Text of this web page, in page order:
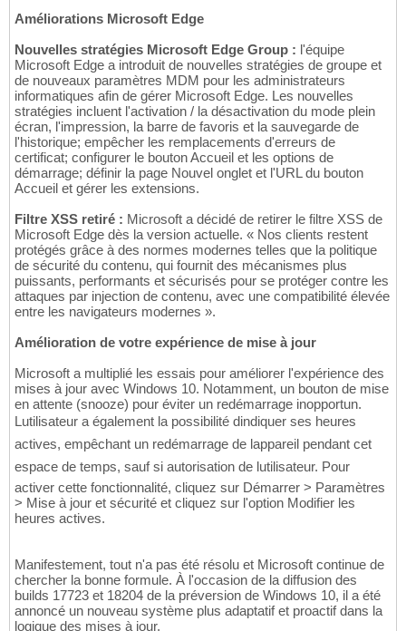
Améliorations Microsoft Edge
Nouvelles stratégies Microsoft Edge Group : l'équipe
Microsoft Edge a introduit de nouvelles stratégies de groupe et
de nouveaux paramètres MDM pour les administrateurs
informatiques afin de gérer Microsoft Edge. Les nouvelles
stratégies incluent l'activation / la désactivation du mode plein
écran, l'impression, la barre de favoris et la sauvegarde de
l'historique; empêcher les remplacements d'erreurs de
certificat; configurer le bouton Accueil et les options de
démarrage; définir la page Nouvel onglet et l'URL du bouton
Accueil et gérer les extensions.
Filtre XSS retiré : Microsoft a décidé de retirer le filtre XSS de
Microsoft Edge dès la version actuelle. « Nos clients restent
protégés grâce à des normes modernes telles que la politique
de sécurité du contenu, qui fournit des mécanismes plus
puissants, performants et sécurisés pour se protéger contre les
attaques par injection de contenu, avec une compatibilité élevée
entre les navigateurs modernes ».
Amélioration de votre expérience de mise à jour
Microsoft a multiplié les essais pour améliorer l'expérience des
mises à jour avec Windows 10. Notamment, un bouton de mise
en attente (snooze) pour éviter un redémarrage inopportun.
Lutilisateur a également la possibilité dindiquer ses heures
actives, empêchant un redémarrage de lappareil pendant cet
espace de temps, sauf si autorisation de lutilisateur. Pour
activer cette fonctionnalité, cliquez sur Démarrer > Paramètres
> Mise à jour et sécurité et cliquez sur l'option Modifier les
heures actives.
Manifestement, tout n'a pas été résolu et Microsoft continue de
chercher la bonne formule. À l'occasion de la diffusion des
builds 17723 et 18204 de la préversion de Windows 10, il a été
annoncé un nouveau système plus adaptatif et proactif dans la
logique des mises à jour.